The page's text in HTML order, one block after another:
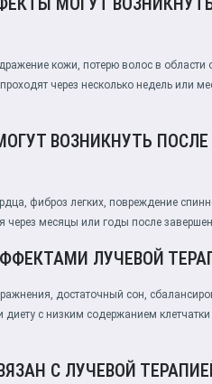
кожи, потерю волос в области
через несколько недель или
ВОЗНИКНУТЬ ПОСЛЕ
фиброз легких, повреждение
через месяцы или годы после
ЛУЧЕВОЙ
достаточный сон,
с низким содержанием
С ЛУЧЕВОЙ